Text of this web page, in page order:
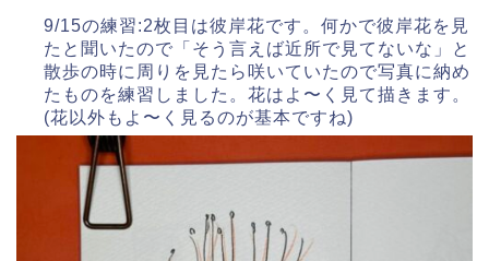
9/15の練習:2枚目は彼岸花です。何かで彼岸花を見
たと聞いたので「そう言えば近所で見てないな」と
散歩の時に周りを見たら咲いていたので写真に納め
たものを練習しました。花はよ〜く見て描きます。
(花以外もよ〜く見るのが基本ですね)